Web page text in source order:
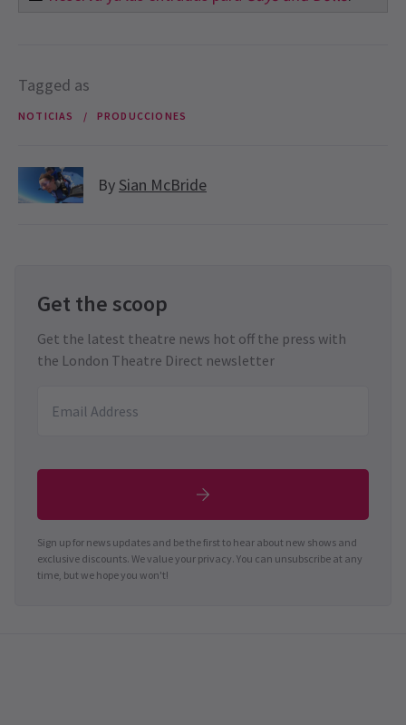
Tagged as
NOTICIAS PRODUCCIONES
By Sian McBride
Get the scoop
Get the latest theatre news hot off the press with
the London Theatre Direct newsletter
Sign up for news updates and be the first to hear about new shows and
exclusive discounts. We value your privacy. You can unsubscribe at any
time, but we hope you won't!